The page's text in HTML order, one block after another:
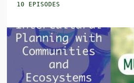
10 EPISODES